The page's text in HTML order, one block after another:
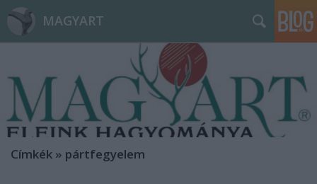
MAGYART
Címkék » pártfegyelem